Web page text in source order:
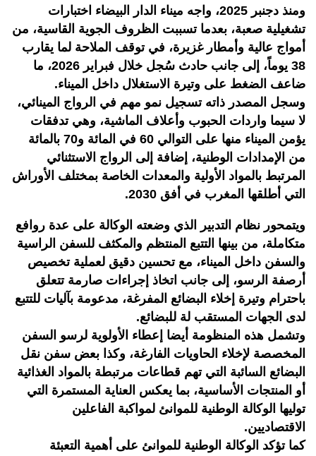
ومنذ دجنبر 2025، واجه ميناء الدار البيضاء اختبارات
تشغيلية صعبة، بعدما تسببت الظروف الجوية القاسية، من
أمواج عالية وأمطار غزيرة، في توقف الملاحة لما يقارب
38 يوماً، إلى جانب حادث سُجل خلال فبراير 2026، ما
ضاعف الضغط على وتيرة الاستغلال داخل الميناء.
وسجل المصدر ذاته تسجيل نمو مهم في الرواج المينائي،
لا سيما واردات الحبوب وأعلاف الماشية، وهي تدفقات
يؤمن الميناء منها على التوالي 60 في المائة و70 بالمائة
من الإمدادات الوطنية، إضافة إلى الرواج الاستثنائي
المرتبط بالمواد الأولية والمعدات الخاصة بمختلف الأوراش
التي أطلقها المغرب في أفق 2030.
ويتمحور نظام التدبير الذي وضعته الوكالة على عدة روافع
متكاملة، من بينها التتبع المنتظم والمكثف للسفن الراسية
والسفن داخل الميناء، مع تحسين دقيق لعملية تخصيص
أرصفة الرسو، إلى جانب اتخاذ إجراءات صارمة تتعلق
باحترام وتيرة إخلاء البضائع المفرغة، مدعومة بآليات للتتبع
لدى الجهات المستقب لة للبضائع.
وتشمل هذه المنظومة أيضا إعطاء الأولوية لرسو السفن
المخصصة لإخلاء الحاويات الفارغة، وكذا بعض سفن نقل
البضائع السائبة التي تهم قطاعات مرتبطة بالمواد الغذائية
أو المنتجات الأساسية، بما يعكس العناية المستمرة التي
توليها الوكالة الوطنية للموانئ لمواكبة الفاعلين
الاقتصاديين.
كما تؤكد الوكالة الوطنية للموانئ على أهمية التعبئة